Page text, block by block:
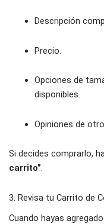
Descripción
Precio.
Opciones de
disponibles.
Opiniones de
Si decides comprarlo,
carrito”.
3. Revisa tu Carrito de
Cuando hayas